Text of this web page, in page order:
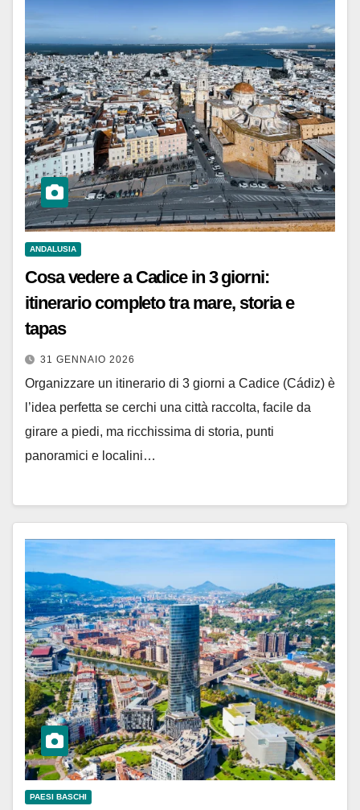
ANDALUSIA
Cosa vedere a Cadice in 3 giorni:
itinerario completo tra mare, storia e
tapas
31 GENNAIO 2026
Organizzare un itinerario di 3 giorni a Cadice (Cádiz) è
l’idea perfetta se cerchi una città raccolta, facile da
girare a piedi, ma ricchissima di storia, punti
panoramici e localini…
PAESI BASCHI